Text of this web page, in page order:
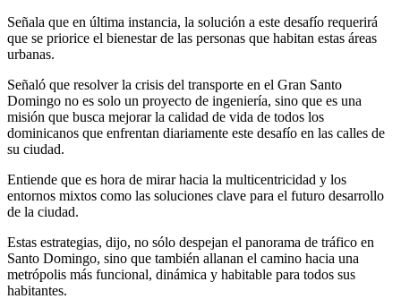
Señala que en última instancia, la solución a este desafío requerirá
que se priorice el bienestar de las personas que habitan estas áreas
urbanas.
Señaló que resolver la crisis del transporte en el Gran Santo
Domingo no es solo un proyecto de ingeniería, sino que es una
misión que busca mejorar la calidad de vida de todos los
dominicanos que enfrentan diariamente este desafío en las calles de
su ciudad.
Entiende que es hora de mirar hacia la multicentricidad y los
entornos mixtos como las soluciones clave para el futuro desarrollo
de la ciudad.
Estas estrategias, dijo, no sólo despejan el panorama de tráfico en
Santo Domingo, sino que también allanan el camino hacia una
metrópolis más funcional, dinámica y habitable para todos sus
habitantes.